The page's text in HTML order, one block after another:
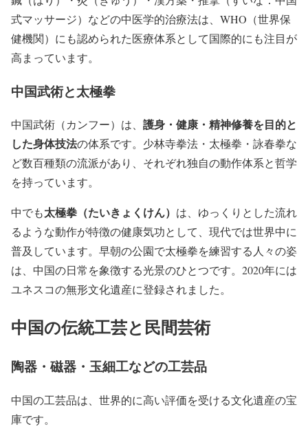
式マッサージ）などの中医学的治療法は、WHO（世界保
健機関）にも認められた医療体系として国際的にも注目が
高まっています。
中国武術と太極拳
中国武術（カンフー）は、 護身・健康・精神修養を目的と
した身体技法の体系です。少林寺拳法・太極拳・詠春拳な
ど数百種類の流派があり、それぞれ独自の動作体系と哲学
を持っています。
中でも太極拳（たいきょくけん） は、ゆっくりとした流れ
るような動作が特徴の健康気功として、現代では世界中に
普及しています。早朝の公園で太極拳を練習する人々の姿
は、中国の日常を象徴する光景のひとつです。2020年には
ユネスコの無形文化遺産に登録されました。
中国の伝統工芸と民間芸術
陶器・磁器・玉細工などの工芸品
中国の工芸品は、世界的に高い評価を受ける文化遺産の宝
庫です。